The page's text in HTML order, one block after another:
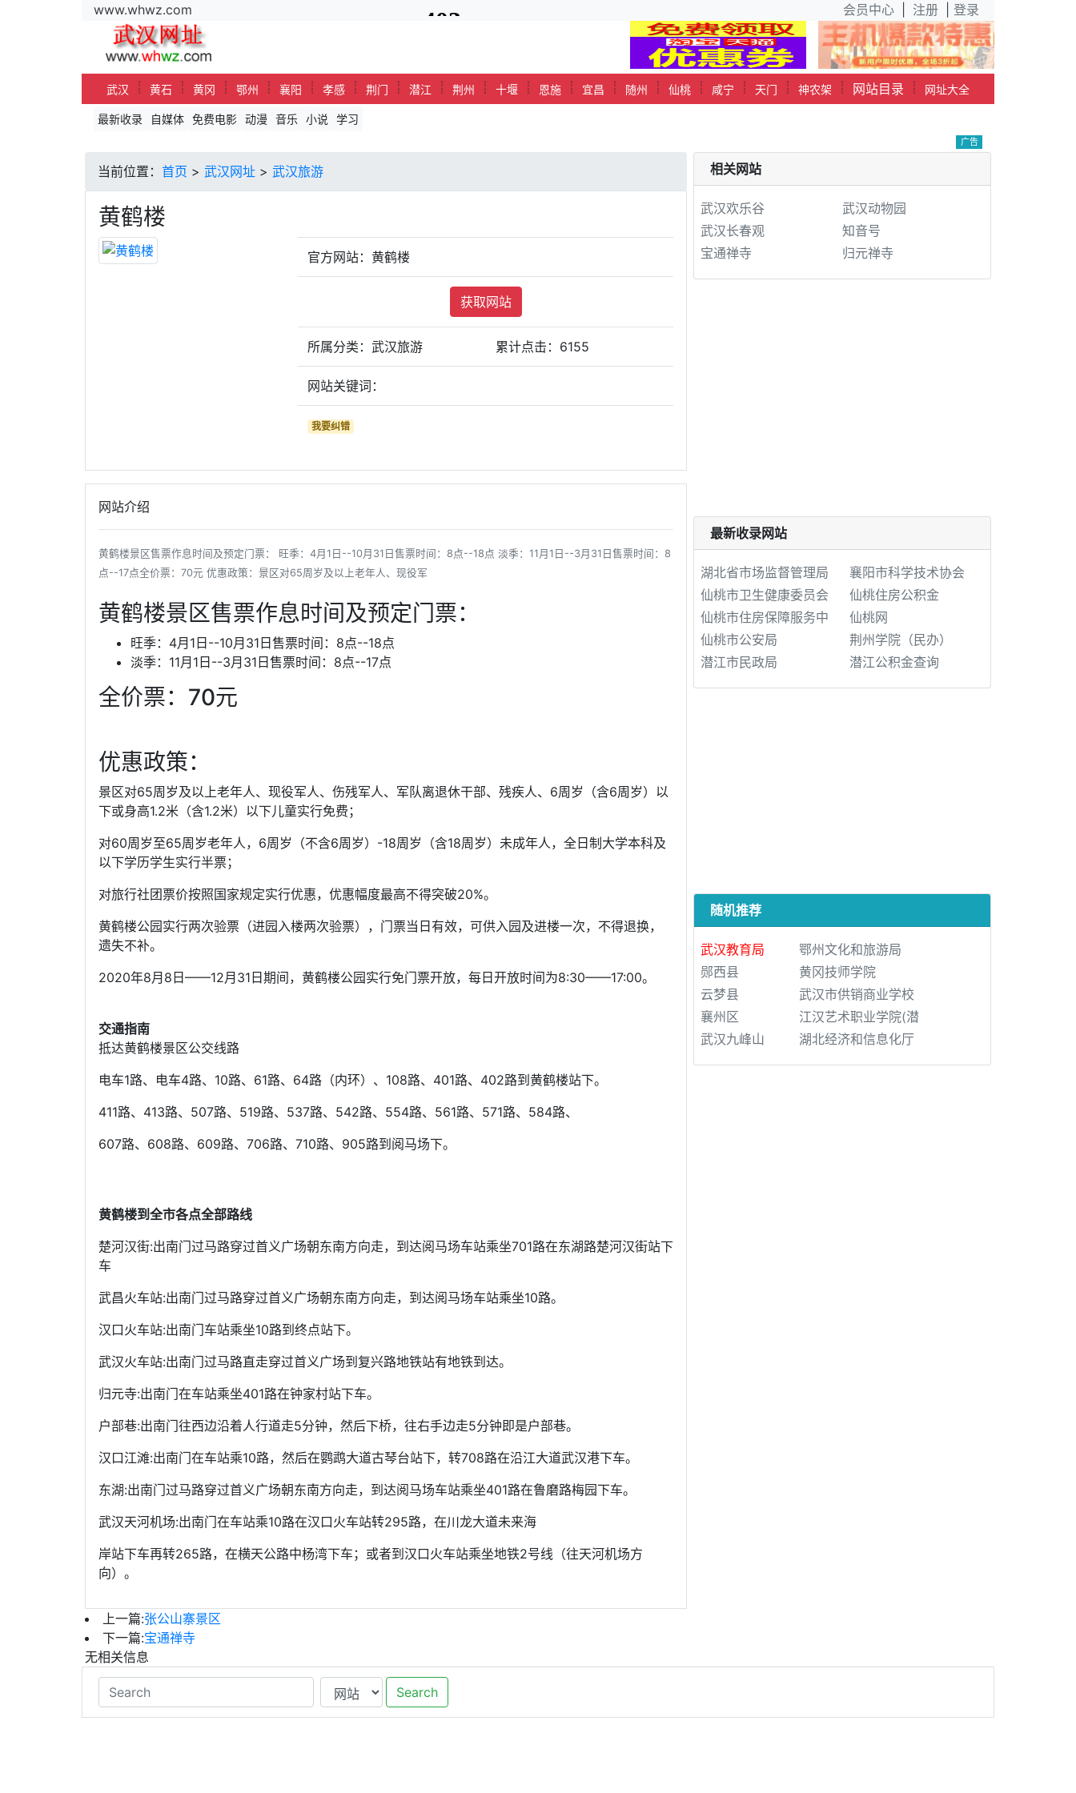
www.whwz.com 会员中心 注册 登录
武汉 ┊ 黄石 ┊ 黄冈 ┊ 鄂州 ┊ 襄阳 ┊ 孝感 ┊ 荆门 ┊ 潜江 ┊ 荆州 ┊ 十堰 ┊ 恩施 ┊ 宜昌 ┊ 随州 ┊ 仙桃 ┊ 咸宁 ┊ 天门 ┊ 神农架 ┊ 网站目录 ┊ 网址大全
最新收录 自媒体 免费电影 动漫 音乐 小说 学习
广告
当前位置： 首页 > 武汉网址 > 武汉旅游
黄鹤楼
官方网站：黄鹤楼
获取网站
所属分类：武汉旅游 累计点击： 6155
网站关键词：
我要纠错
网站介绍
黄鹤楼景区售票作息时间及预定门票： 旺季：4月1日--10月31日售票时间：8点--18点 淡季：11月1日--3月31日售票时间：8
点--17点全价票：70元 优惠政策：景区对65周岁及以上老年人、现役军
黄鹤楼景区售票作息时间及预定门票：
旺季：4月1日--10月31日售票时间：8点--18点
淡季：11月1日--3月31日售票时间：8点--17点
全价票：70元
优惠政策：
景区对65周岁及以上老年人、现役军人、伤残军人、军队离退休干部、残疾人、6周岁（含6周岁）以
下或身高1.2米（含1.2米）以下儿童实行免费；
对60周岁至65周岁老年人，6周岁（不含6周岁）-18周岁（含18周岁）未成年人，全日制大学本科及
以下学历学生实行半票；
对旅行社团票价按照国家规定实行优惠，优惠幅度最高不得突破20%。
黄鹤楼公园实行两次验票（进园入楼两次验票），门票当日有效，可供入园及进楼一次，不得退换，
遗失不补。
2020年8月8日——12月31日期间，黄鹤楼公园实行免门票开放，每日开放时间为8:30——17:00。
交通指南
抵达黄鹤楼景区公交线路
电车1路、电车4路、10路、61路、64路（内环）、108路、401路、402路到黄鹤楼站下。
411路、413路、507路、519路、537路、542路、554路、561路、571路、584路、
607路、608路、609路、706路、710路、905路到阅马场下。
黄鹤楼到全市各点全部路线
楚河汉街:出南门过马路穿过首义广场朝东南方向走，到达阅马场车站乘坐701路在东湖路楚河汉街站下
车
武昌火车站:出南门过马路穿过首义广场朝东南方向走，到达阅马场车站乘坐10路。
汉口火车站:出南门车站乘坐10路到终点站下。
武汉火车站:出南门过马路直走穿过首义广场到复兴路地铁站有地铁到达。
归元寺:出南门在车站乘坐401路在钟家村站下车。
户部巷:出南门往西边沿着人行道走5分钟，然后下桥，往右手边走5分钟即是户部巷。
汉口江滩:出南门在车站乘10路，然后在鹦鹉大道古琴台站下，转708路在沿江大道武汉港下车。
东湖:出南门过马路穿过首义广场朝东南方向走，到达阅马场车站乘坐401路在鲁磨路梅园下车。
武汉天河机场:出南门在车站乘10路在汉口火车站转295路，在川龙大道未来海
岸站下车再转265路，在横天公路中杨湾下车；或者到汉口火车站乘坐地铁2号线（往天河机场方
向）。
上一篇:张公山寨景区
下一篇:宝通禅寺
无相关信息
相关网站
武汉欢乐谷
武汉动物园
武汉长春观
知音号
宝通禅寺
归元禅寺
最新收录网站
湖北省市场监督管理局
襄阳市科学技术协会
仙桃市卫生健康委员会
仙桃住房公积金
仙桃市住房保障服务中
仙桃网
仙桃市公安局
荆州学院（民办）
潜江市民政局
潜江公积金查询
随机推荐
武汉教育局
鄂州文化和旅游局
郧西县
黄冈技师学院
云梦县
武汉市供销商业学校
襄州区
江汉艺术职业学院(潜
武汉九峰山
湖北经济和信息化厅
Search